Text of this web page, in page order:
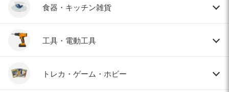
食器・キッチン雑貨
工具・電動工具
トレカ・ゲーム・ホビー